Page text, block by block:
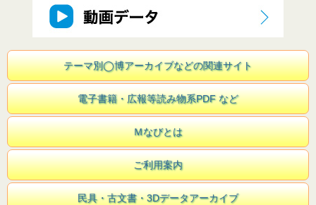
テーマ別◯博アーカイブなどの関連サイト
電子書籍・広報等読み物系PDF など
Ｍなびとは
ご利用案内
民具・古文書・3Dデータアーカイブ